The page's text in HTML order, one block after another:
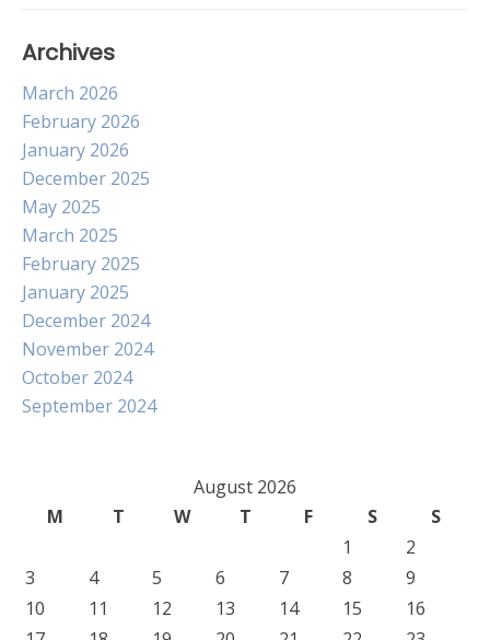
Archives
March 2026
February 2026
January 2026
December 2025
May 2025
March 2025
February 2025
January 2025
December 2024
November 2024
October 2024
September 2024
August 2026
M
T W T F S
S
1
2
3
4 5 6 7 8
9
10
11 12 13 14 15
16